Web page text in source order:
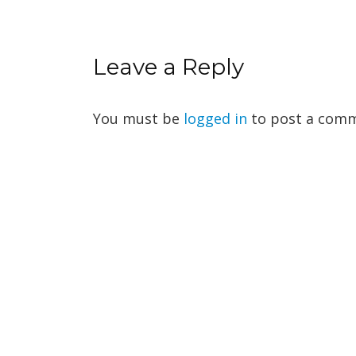
Leave a Reply
You must be logged in to post a